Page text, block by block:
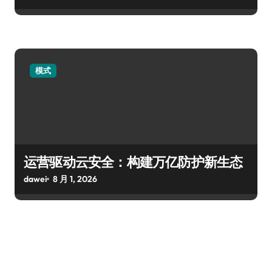
模式
运营驱动云安全：构建万亿防护新生态
dawei 8 月 1, 2026